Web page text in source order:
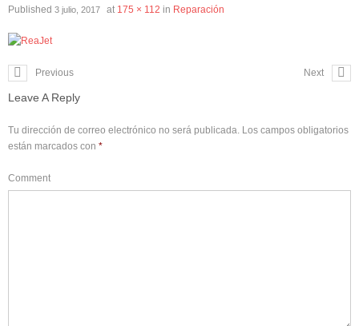
Published 3 julio, 2017 at 175 × 112 in Reparación
Previous Next
Leave A Reply
Tu dirección de correo electrónico no será publicada. Los campos obligatorios
están marcados con *
Comment